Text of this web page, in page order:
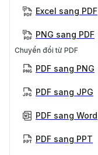
Excel sang PDF
PNG sang PDF
Chuyển đổi từ PDF
PDF sang PNG
PDF sang JPG
PDF sang Word
PDF sang PPT